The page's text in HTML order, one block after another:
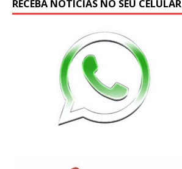
RECEBA NOTÍCIAS NO SEU CELULAR